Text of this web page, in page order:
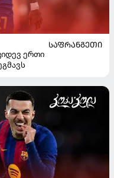
ᲡᲐᲤᲠᲐᲜᲒᲔᲗᲘ
ერთი